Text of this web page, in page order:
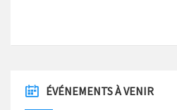
ÉVÉNEMENTS À VENIR